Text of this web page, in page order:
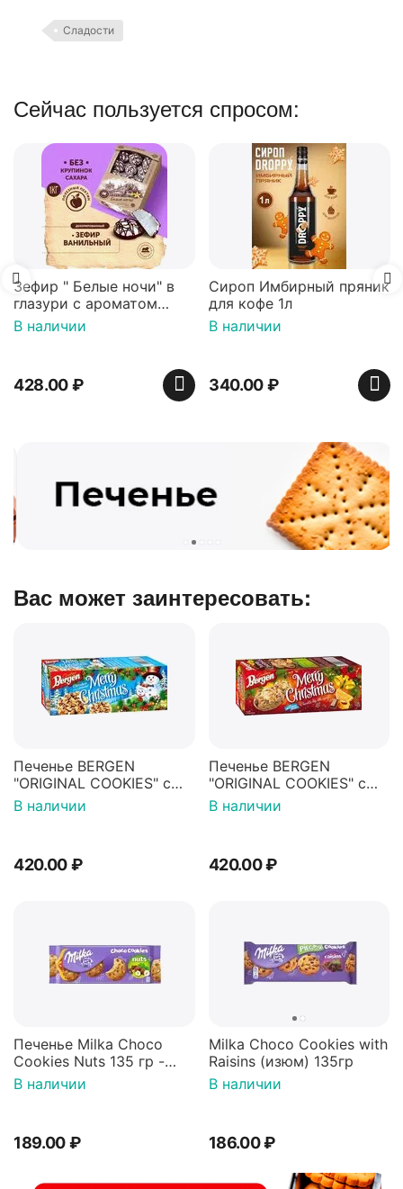
Сладости
Сейчас пользуется спросом:
в
Сироп Имбирный пряник
для кофе 1л
В наличии
340.00
Вафли Голландские с
карамельной
16 шт по 36 г ТМ
В наличии
439.00₽
Вас может заинтересовать:
Печенье BERGEN
"ORIGINAL COOKIES" с
арахисом,
декорированное темным
В наличии
420.00₽
Печенье BERGEN
"ORIGINAL COOKIES" с
кусочками шоколада и
цедрой апельсина 135г
В наличии
420.00₽
Печенье Milka Choco
Cookies Nuts 135 гр -
овсяное с шоколадом и
фундуком
В наличии
189.00₽
Milka Choco Cookies with
Raisins (изюм) 135гр
В наличии
186.00₽